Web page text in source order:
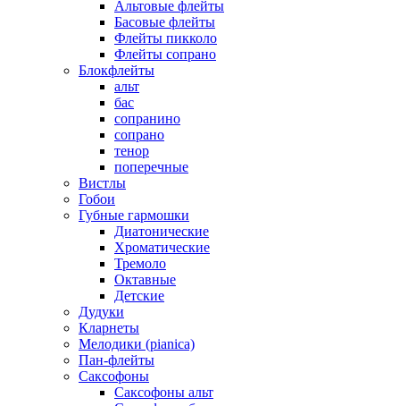
Альтовые флейты
Басовые флейты
Флейты пикколо
Флейты сопрано
Блокфлейты
альт
бас
сопранино
сопрано
тенор
поперечные
Вистлы
Гобои
Губные гармошки
Диатонические
Хроматические
Тремоло
Октавные
Детские
Дудуки
Кларнеты
Мелодики (pianica)
Пан-флейты
Саксофоны
Саксофоны альт